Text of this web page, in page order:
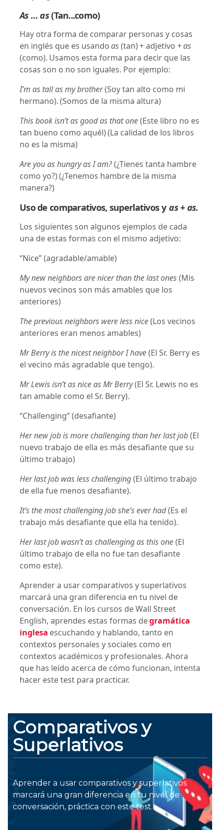
As … as(Tan...como)
Hay otra forma de comparar personas y cosas
en inglés que es usandoas(tan)+ adjetivo +as
(como). Usamos esta forma para decir que las
cosas son o no son iguales. Por ejemplo:
I’m as tall as my brother(Soy tan alto como mi
hermano).(Somos de la misma altura)
This book isn’t as good as that one(Este libro no es
tan bueno como aquél)(La calidad de los libros
no es la misma)
Are you as hungry as I am?(¿Tienes tanta hambre
como yo?)(¿Tenemos hambre de la misma
manera?)
Uso de comparativos, superlativos y as+as.
Los siguientes son algunos ejemplos de cada
una de estas formas con el mismo adjetivo:
“Nice” (agradable/amable)
My new neighbors are nicer than the last ones(Mis
nuevos vecinos son más amables que los
anteriores)
The previous neighbors were less nice(Los vecinos
anteriores eran menos amables)
Mr Berry is the nicest neighbor I have(El Sr. Berry es
el vecino más agradable que tengo).
Mr Lewis isn’t as nice as Mr Berry(El Sr. Lewis no es
tan amable como el Sr. Berry).
“Challenging” (desafiante)
Her new job is more challenging than her last job(El
nuevo trabajo de ella es más desafiante que su
último trabajo)
Her last job was less challenging(El último trabajo
de ella fue menos desafiante).
It’s the most challenging job she’s ever had(Es el
trabajo más desafiante que ella ha tenido).
Her last job wasn’t as challenging as this one(El
último trabajo de ella no fue tan desafiante
como este).
Aprender a usar comparativos y superlativos
marcará una gran diferencia en tu nivel de
conversación. En los cursos de Wall Street
English, aprendes estas formas degramática
inglesa escuchando y hablando, tanto en
contextos personales y sociales como en
contextos académicos y profesionales. Ahora
que has leído acerca de cómo funcionan, intenta
hacer este test para practicar.